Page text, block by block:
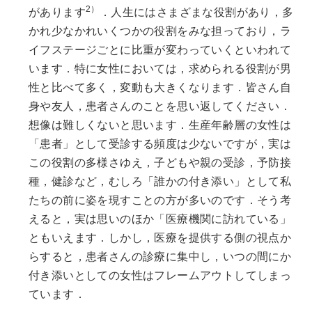
があります2）
．人生にはさまざまな役割があり，多
かれ少なかれいくつかの役割をみな担っており，ラ
イフステージごとに比重が変わっていくといわれて
います．特に女性においては，求められる役割が男
性と比べて多く，変動も大きくなります．皆さん自
身や友人，患者さんのことを思い返してください．
想像は難しくないと思います．生産年齢層の女性は
「患者」として受診する頻度は少ないですが，実は
この役割の多様さゆえ，子どもや親の受診，予防接
種，健診など，むしろ「誰かの付き添い」として私
たちの前に姿を現すことの方が多いのです．そう考
えると，実は思いのほか「医療機関に訪れている」
ともいえます．しかし，医療を提供する側の視点か
らすると，患者さんの診療に集中し，いつの間にか
付き添いとしての女性はフレームアウトしてしまっ
ています．